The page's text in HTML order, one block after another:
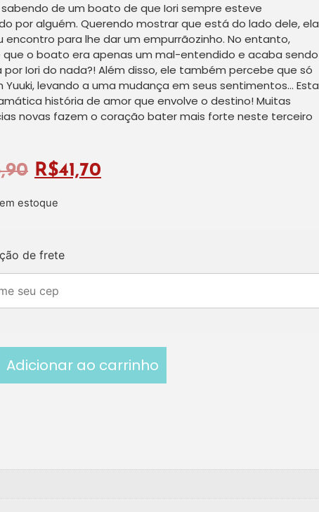
sabendo de um boato de que Iori sempre esteve
por alguém. Querendo mostrar que está do lado dele, ela
encontro para lhe dar um empurrãozinho. No entanto,
que o boato era apenas um mal-entendido e acaba sendo
Iori do nada?! Além disso, ele também percebe que só
Yuuki, levando a uma mudança em seus sentimentos… Esta
história de amor que envolve o destino! Muitas
novas fazem o coração bater mais forte neste terceiro
R$41,70
estoque
de frete
Adicionar ao carrinho